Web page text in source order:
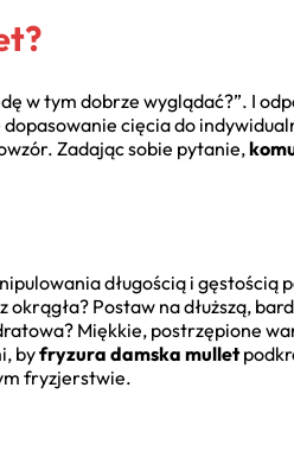
w tym dobrze wyglądać?”. I
cięcia do
Zadając sobie pytanie,
długością i gęstością
Postaw na dłuższą,
Miękkie, postrzępione
byfryzura damska mullet
fryzjerstwie.